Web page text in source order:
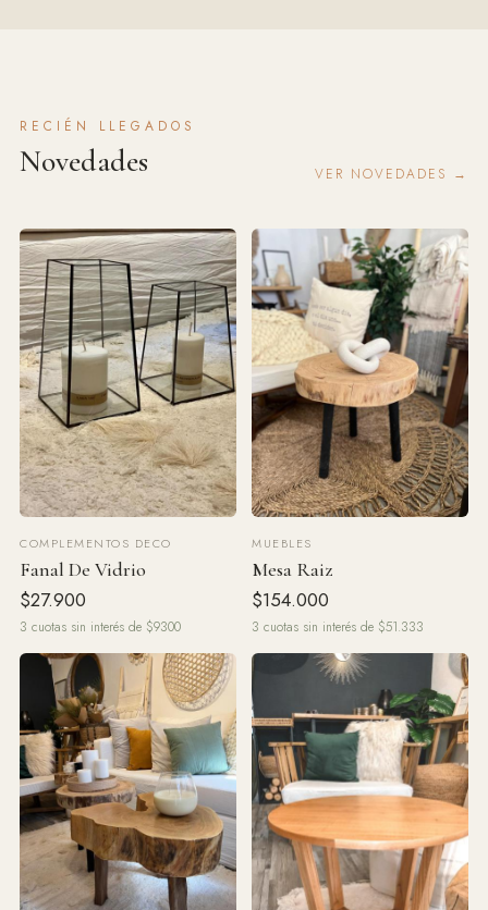
RECIÉN LLEGADOS
Novedades VER NOVEDADES →
COMPLEMENTOS DECO
Fanal De Vidrio
$27.900
3 cuotas sin interés de $9300
MUEBLES
Mesa Raiz
$154.000
3 cuotas sin interés de $51.333